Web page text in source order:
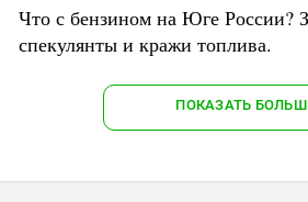
Что с бензином на Юге России?
спекулянты и кражи топлива.
ПОКАЗАТЬ